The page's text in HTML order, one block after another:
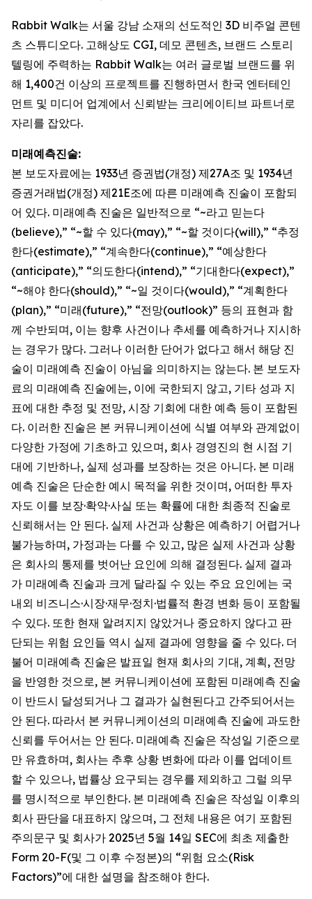
Rabbit Walk는 서울 강남 소재의 선도적인 3D 비주얼 콘텐
츠 스튜디오다. 고해상도 CGI, 데모 콘텐츠, 브랜드 스토리
텔링에 주력하는 Rabbit Walk는 여러 글로벌 브랜드를 위
해 1,400건 이상의 프로젝트를 진행하면서 한국 엔터테인
먼트 및 미디어 업계에서 신뢰받는 크리에이티브 파트너로
자리를 잡았다.
미래예측진술:
본 보도자료에는 1933년 증권법(개정) 제27A조 및 1934년
증권거래법(개정) 제21E조에 따른 미래예측 진술이 포함되
어 있다. 미래예측 진술은 일반적으로 “~라고 믿는다
(believe),” “~할 수 있다(may),” “~할 것이다(will),” “추정
한다(estimate),” “계속한다(continue),” “예상한다
(anticipate),” “의도한다(intend),” “기대한다(expect),”
“~해야 한다(should),” “~일 것이다(would),” “계획한다
(plan),” “미래(future),” “전망(outlook)” 등의 표현과 함
께 수반되며, 이는 향후 사건이나 추세를 예측하거나 지시하
는 경우가 많다. 그러나 이러한 단어가 없다고 해서 해당 진
술이 미래예측 진술이 아님을 의미하지는 않는다. 본 보도자
료의 미래예측 진술에는, 이에 국한되지 않고, 기타 성과 지
표에 대한 추정 및 전망, 시장 기회에 대한 예측 등이 포함된
다. 이러한 진술은 본 커뮤니케이션에 식별 여부와 관계없이
다양한 가정에 기초하고 있으며, 회사 경영진의 현 시점 기
대에 기반하나, 실제 성과를 보장하는 것은 아니다. 본 미래
예측 진술은 단순한 예시 목적을 위한 것이며, 어떠한 투자
자도 이를 보장·확약·사실 또는 확률에 대한 최종적 진술로
신뢰해서는 안 된다. 실제 사건과 상황은 예측하기 어렵거나
불가능하며, 가정과는 다를 수 있고, 많은 실제 사건과 상황
은 회사의 통제를 벗어난 요인에 의해 결정된다. 실제 결과
가 미래예측 진술과 크게 달라질 수 있는 주요 요인에는 국
내외 비즈니스·시장·재무·정치·법률적 환경 변화 등이 포함될
수 있다. 또한 현재 알려지지 않았거나 중요하지 않다고 판
단되는 위험 요인들 역시 실제 결과에 영향을 줄 수 있다. 더
불어 미래예측 진술은 발표일 현재 회사의 기대, 계획, 전망
을 반영한 것으로, 본 커뮤니케이션에 포함된 미래예측 진술
이 반드시 달성되거나 그 결과가 실현된다고 간주되어서는
안 된다. 따라서 본 커뮤니케이션의 미래예측 진술에 과도한
신뢰를 두어서는 안 된다. 미래예측 진술은 작성일 기준으로
만 유효하며, 회사는 추후 상황 변화에 따라 이를 업데이트
할 수 있으나, 법률상 요구되는 경우를 제외하고 그럴 의무
를 명시적으로 부인한다. 본 미래예측 진술은 작성일 이후의
회사 판단을 대표하지 않으며, 그 전체 내용은 여기 포함된
주의문구 및 회사가 2025년 5월 14일 SEC에 최초 제출한
Form 20-F(및 그 이후 수정본)의 “위험 요소(Risk
Factors)”에 대한 설명을 참조해야 한다.